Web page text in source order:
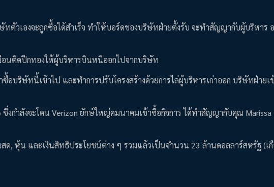
ตัวเองจะถูกซื้อได้สำเร็จ ทำให้บอร์ดของบริษัทฝ่ายตั้งรับ จะทำสัญญากับผู้บริหาร
อนติดปีกทองให้ผู้บริหารบินหนีออกไปจากบริษัท
บริษัทนี้เข้าไป และทำการปรับโครงสร้างด้วยการไล่ผู้บริหารเก่าออก บริษัทฝ่ายเ
งกำลังจะโดน Verizon ยักษ์ใหญ่คมนาคมเข้าซื้อกิจการ ได้ทำสัญญากับคุณ Marissa
ด, หุ้น และเงินสิทธิประโยชน์ต่าง ๆ รวมแล้วเป็นจำนวน 23 ล้านดอลลาร์สหรัฐ (เ